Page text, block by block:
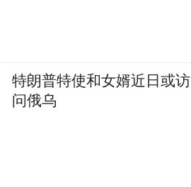
特朗普特使和女婿近日或访
问俄乌